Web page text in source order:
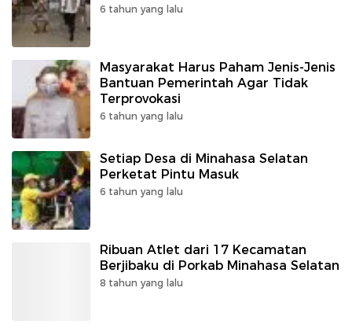
6 tahun yang lalu
Masyarakat Harus Paham Jenis-Jenis
Bantuan Pemerintah Agar Tidak
Terprovokasi
6 tahun yang lalu
Setiap Desa di Minahasa Selatan
Perketat Pintu Masuk
6 tahun yang lalu
Ribuan Atlet dari 17 Kecamatan
Berjibaku di Porkab Minahasa Selatan
8 tahun yang lalu